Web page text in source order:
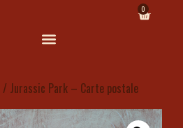
0
/ Jurassic Park – Carte postale